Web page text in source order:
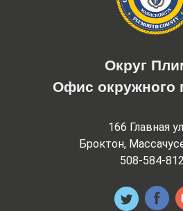
Округ
Офис окружного
166 Главная
Броктон,
508-584-